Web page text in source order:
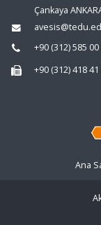
Çankaya
+90 (312) 585 00
+90 (312) 418 41
Ana